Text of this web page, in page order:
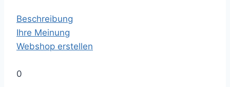
Beschreibung
Ihre Meinung
Webshop erstellen
0